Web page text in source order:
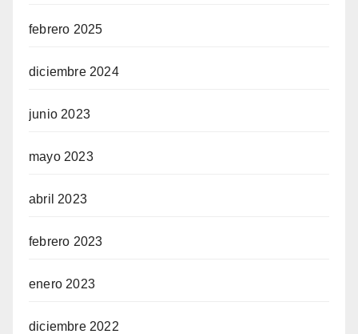
febrero 2025
diciembre 2024
junio 2023
mayo 2023
abril 2023
febrero 2023
enero 2023
diciembre 2022